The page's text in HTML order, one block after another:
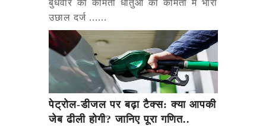
उछाल दर्ज ......
पेट्रोल-डीजल पर बढ़ा टैक्स: क्या आपकी
जेब ढीली होगी? जानिए पूरा गणित..